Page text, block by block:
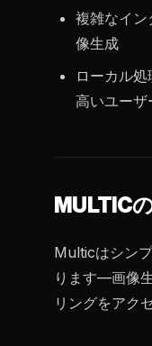
複雑なイン
像生成
ローカル
高いユーザ
MULTIC
Multicはシン
ります—画像
リングをアク